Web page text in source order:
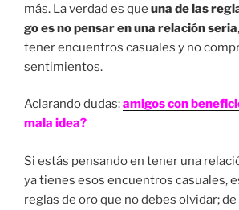
más. La verdad es que una de las
go es no pensar en una relación seria
tener encuentros casuales y no
sentimientos.
Aclarando dudas:amigos con
mala idea?
Si estás pensando en tener una
ya tienes esos encuentros casuales,
reglas de oro que no debes olvidar;